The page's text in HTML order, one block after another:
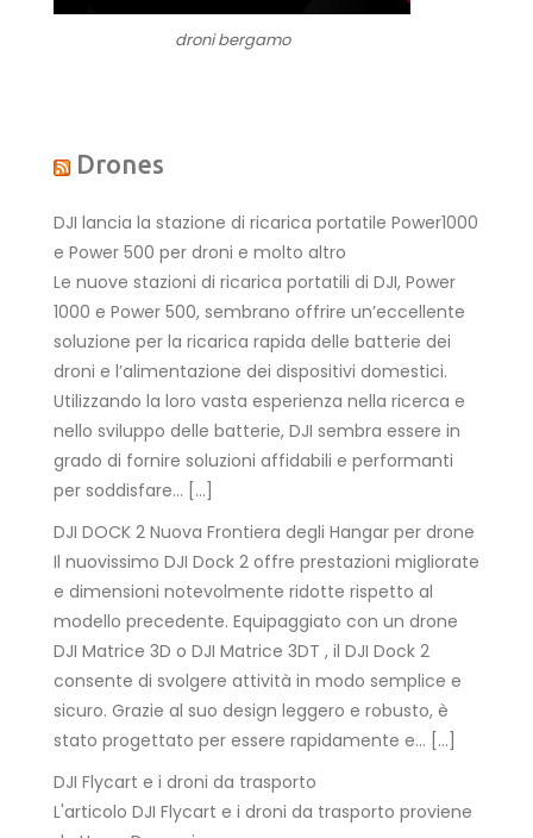
droni bergamo
Drones
DJI lancia la stazione di ricarica portatile Power1000
e Power 500 per droni e molto altro
Le nuove stazioni di ricarica portatili di DJI, Power
1000 e Power 500, sembrano offrire un’eccellente
soluzione per la ricarica rapida delle batterie dei
droni e l’alimentazione dei dispositivi domestici.
Utilizzando la loro vasta esperienza nella ricerca e
nello sviluppo delle batterie, DJI sembra essere in
grado di fornire soluzioni affidabili e performanti
per soddisfare… […]
DJI DOCK 2 Nuova Frontiera degli Hangar per drone
Il nuovissimo DJI Dock 2 offre prestazioni migliorate
e dimensioni notevolmente ridotte rispetto al
modello precedente. Equipaggiato con un drone
DJI Matrice 3D o DJI Matrice 3DT , il DJI Dock 2
consente di svolgere attività in modo semplice e
sicuro. Grazie al suo design leggero e robusto, è
stato progettato per essere rapidamente e… […]
DJI Flycart e i droni da trasporto
L'articolo DJI Flycart e i droni da trasporto proviene